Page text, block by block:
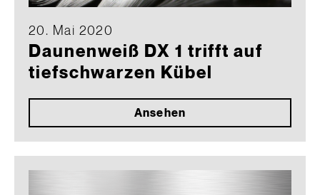
20. Mai 2020
Daunenweiß DX 1 trifft auf
tiefschwarzen Kübel
Ansehen